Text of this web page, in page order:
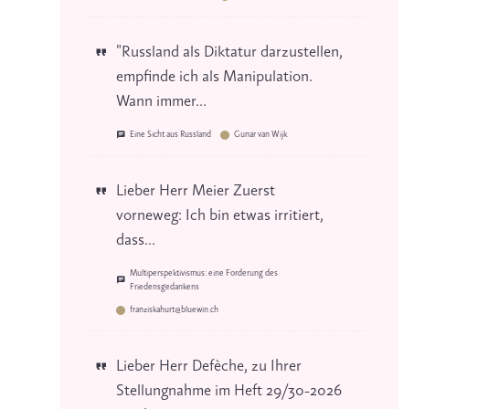
"Russland als Diktatur darzustellen,
empfinde ich als Manipulation.
Wann immer...
Eine Sicht aus Russland Gunar van Wijk
Lieber Herr Meier Zuerst
vorneweg: Ich bin etwas irritiert,
dass...
Multiperspektivismus: eine Forderung des
Friedensgedankens
franziskahurt@bluewin.ch
Lieber Herr Defèche, zu Ihrer
Stellungnahme im Heft 29/30-2026